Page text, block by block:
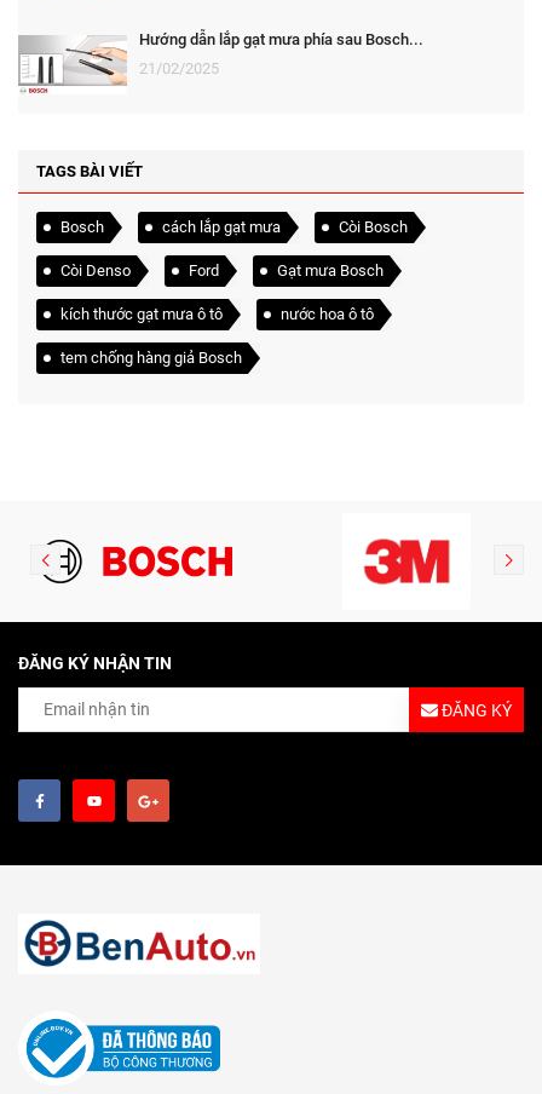
Hướng dẫn lắp gạt mưa phía sau Bosch...
21/02/2025
TAGS BÀI VIẾT
Bosch cách lắp gạt mưa Còi Bosch
Còi Denso Ford Gạt mưa Bosch
kích thước gạt mưa ô tô nước hoa ô tô
tem chống hàng giả Bosch
ĐĂNG KÝ NHẬN TIN
ĐĂNG KÝ